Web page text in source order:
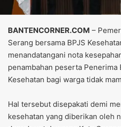
‎BANTENCORNER.COM –
Serang bersama BPJS
menandatangani nota
penambahan peserta Penerima
Kesehatan bagi warga tidak
‎Hal tersebut disepakati demi
kesehatan yang diberikan oleh